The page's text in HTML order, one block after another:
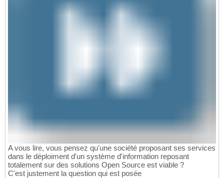
A vous lire, vous pensez qu'une société proposant ses services
dans le déploiment d'un système d'information reposant
totalement sur des solutions Open Source est viable ?
C'est justement la question qui est posée